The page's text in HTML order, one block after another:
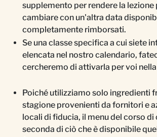
supplemento per rendere la lezione
cambiare con un'altra data
completamente rimborsati.
Se una classe specifica a cui siete
elencata nel nostro calendario,
cercheremo di attivarla per voi
Poiché utilizziamo solo ingredienti
stagione provenienti da fornitori e
locali di fiducia, il menu del corso di
seconda di ciò che è disponibile